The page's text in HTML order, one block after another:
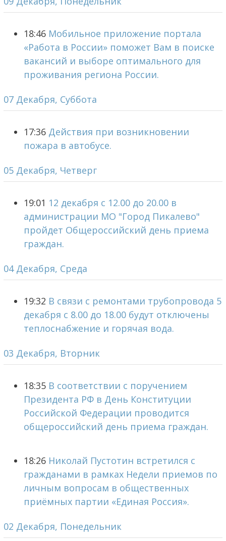
18:46 Мобильное приложение портала
«Работа в России» поможет Вам в поиске
вакансий и выборе оптимального для
проживания региона России.
07 Декабря, Суббота
17:36 Действия при возникновении
пожара в автобусе.
05 Декабря, Четверг
19:01 12 декабря с 12.00 до 20.00 в
администрации МО "Город Пикалево"
пройдет Общероссийский день приема
граждан.
04 Декабря, Среда
19:32 В связи с ремонтами трубопровода 5
декабря с 8.00 до 18.00 будут отключены
теплоснабжение и горячая вода.
03 Декабря, Вторник
18:35 В соответствии с поручением
Президента РФ в День Конституции
Российской Федерации проводится
общероссийский день приема граждан.
18:26 Николай Пустотин встретился с
гражданами в рамках Недели приемов по
личным вопросам в общественных
приёмных партии «Единая Россия».
02 Декабря, Понедельник